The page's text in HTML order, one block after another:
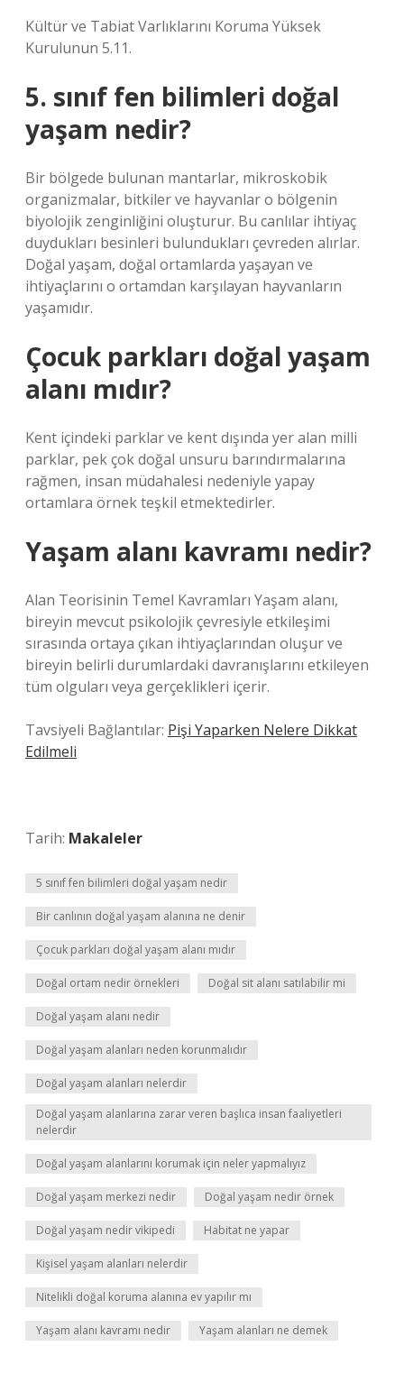
Kültür ve Tabiat Varlıklarını Koruma Yüksek
Kurulunun 5.11.
5. sınıf fen bilimleri doğal
yaşam nedir?
Bir bölgede bulunan mantarlar, mikroskobik
organizmalar, bitkiler ve hayvanlar o bölgenin
biyolojik zenginliğini oluşturur. Bu canlılar ihtiyaç
duydukları besinleri bulundukları çevreden alırlar.
Doğal yaşam, doğal ortamlarda yaşayan ve
ihtiyaçlarını o ortamdan karşılayan hayvanların
yaşamıdır.
Çocuk parkları doğal yaşam
alanı mıdır?
Kent içindeki parklar ve kent dışında yer alan milli
parklar, pek çok doğal unsuru barındırmalarına
rağmen, insan müdahalesi nedeniyle yapay
ortamlara örnek teşkil etmektedirler.
Yaşam alanı kavramı nedir?
Alan Teorisinin Temel Kavramları Yaşam alanı,
bireyin mevcut psikolojik çevresiyle etkileşimi
sırasında ortaya çıkan ihtiyaçlarından oluşur ve
bireyin belirli durumlardaki davranışlarını etkileyen
tüm olguları veya gerçeklikleri içerir.
Tavsiyeli Bağlantılar: Pişi Yaparken Nelere Dikkat
Edilmeli
Tarih: Makaleler
5 sınıf fen bilimleri doğal yaşam nedir
Bir canlının doğal yaşam alanına ne denir
Çocuk parkları doğal yaşam alanı mıdır
Doğal ortam nedir örnekleri Doğal sit alanı satılabilir mi
Doğal yaşam alanı nedir
Doğal yaşam alanları neden korunmalıdır
Doğal yaşam alanları nelerdir
Doğal yaşam alanlarına zarar veren başlıca insan faaliyetleri
nelerdir
Doğal yaşam alanlarını korumak için neler yapmalıyız
Doğal yaşam merkezi nedir Doğal yaşam nedir örnek
Doğal yaşam nedir vikipedi Habitat ne yapar
Kişisel yaşam alanları nelerdir
Nitelikli doğal koruma alanına ev yapılır mı
Yaşam alanı kavramı nedir Yaşam alanları ne demek